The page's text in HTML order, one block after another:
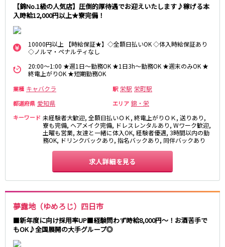
【錦No.1級の人気店】圧倒的厚待遇でお迎えいたします♪稼げる本
入時給12,000円以上★寮完備！
10000円以上 【時給保証★】◇全額日払いOK ◇体入時給保証あり
◇ノルマ・ペナルティなし
20:00～1:00 ★週1日～勤務OK ★1日3h～勤務OK ★週末のみOK ★
終電上がりOK ★短期勤務OK
業種 キャバクラ 駅 栄駅 栄町駅
都道府県 愛知県 エリア 錦・栄
キーワード 未経験者大歓迎, 全額日払いＯＫ, 終電上がりＯＫ, 送りあり,
寮も完備, ヘアメイク完備, ドレスレンタルあり, Wワーク歓迎,
土曜も営業, 友達と一緒に体入OK, 経験者優遇, 3時間以内の勤
務OK, ドリンクバックあり, 指名バックあり, 同伴バックあり
求人詳細を見る
夢露地（ゆめろじ）四日市
■新年度に向け採用率UP■経験問わず時給8,000円～！お酒苦手で
もOK♪全国展開の大手グループ◎